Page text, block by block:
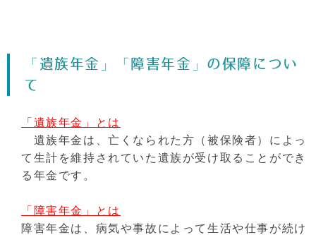
「遺族年金」「障害年金」の保障につい
て
「遺族年金」とは
遺族年金は、亡くなられた方（被保険者）によっ
て生計を維持されていた遺族が受け取ることができ
る年金です。
「障害年金」とは
障害年金は、病気や事故によって生活や仕事が続け